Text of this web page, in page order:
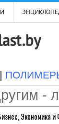
|
-
Экономика